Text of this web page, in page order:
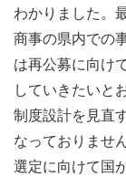
わかりました。
商事の県内での
は再公募に向け
していきたいと
制度設計を見直
なっておりませ
選定に向けて国